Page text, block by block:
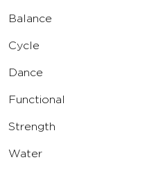
Balance
Cycle
Dance
Functional
Strength
Water